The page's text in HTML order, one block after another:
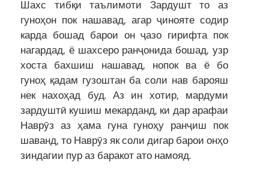
Шахс тибқи таълимоти Зардушт то аз
гуноҳон пок нашавад, агар ҷинояте содир
карда бошад барои он ҷазо гирифта пок
нагардад, ё шахсеро ранҷонида бошад, узр
хоста бахшиш нашавад, нопок ва ё бо
гуноҳ қадам гузоштан ба соли нав барояш
нек нахоҳад буд. Аз ин хотир, мардуми
зардуштӣ кушиш мекарданд, ки дар арафаи
Наврӯз аз ҳама гуна гуноҳу ранҷиш пок
шаванд, то Наврӯз як соли дигар барои онҳо
зиндагии пур аз баракот ато намояд.